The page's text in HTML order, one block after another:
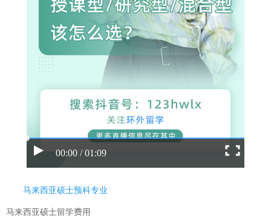
00:00 / 01:09
马来西亚硕士预科专业
马来西亚硕士留学费用